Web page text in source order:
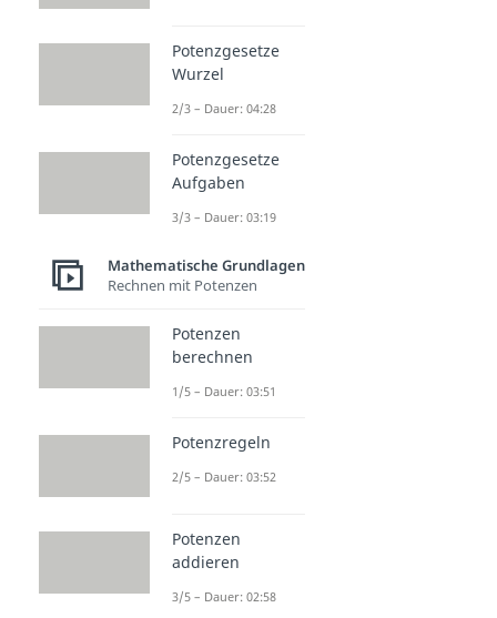
Potenzgesetze
Wurzel
2/3 – Dauer: 04:28
Potenzgesetze
Aufgaben
3/3 – Dauer: 03:19
Mathematische Grundlagen
Rechnen mit Potenzen
Potenzen
berechnen
1/5 – Dauer: 03:51
Potenzregeln
2/5 – Dauer: 03:52
Potenzen
addieren
3/5 – Dauer: 02:58